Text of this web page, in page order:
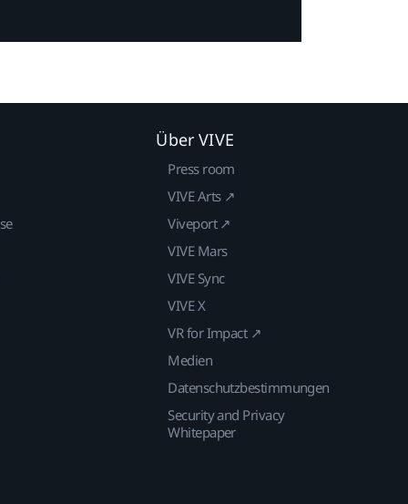
Über VIVE
Press room
VIVE Arts ↗
Viveport ↗
VIVE Mars
VIVE Sync
VIVE X
VR for Impact ↗
Medien
Datenschutzbestimmungen
Security and Privacy
Whitepaper